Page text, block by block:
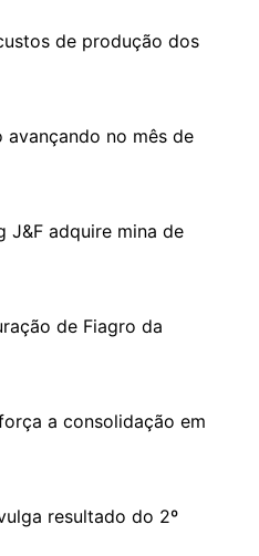
de produção dos
avançando no mês de
J&F adquire mina de
de Fiagro da
a consolidação em
resultado do 2º